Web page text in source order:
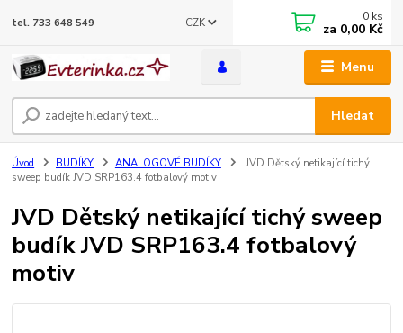
Menu
CZK
Hledat
tel. 733 648 549 0 ks
za 0,00 Kč
Úvod BUDÍKY ANALOGOVÉ BUDÍKY
JVD Dětský netikající tichý
sweep budík JVD SRP163.4 fotbalový motiv
JVD Dětský netikající tichý sweep
budík JVD SRP163.4 fotbalový
motiv